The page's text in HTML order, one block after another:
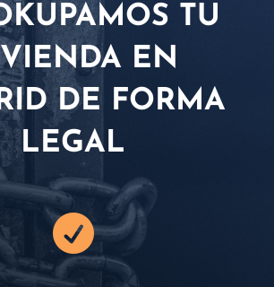
TU
EN
DE FORMA
LEGAL
